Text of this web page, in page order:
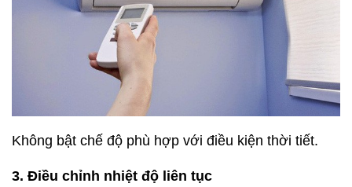
Không bật chế độ phù hợp với điều kiện thời tiết.
3. Điều chỉnh nhiệt độ liên tục